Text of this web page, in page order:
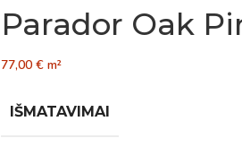
Parador Oak
77,00 € m²
IŠMATAVIMAI